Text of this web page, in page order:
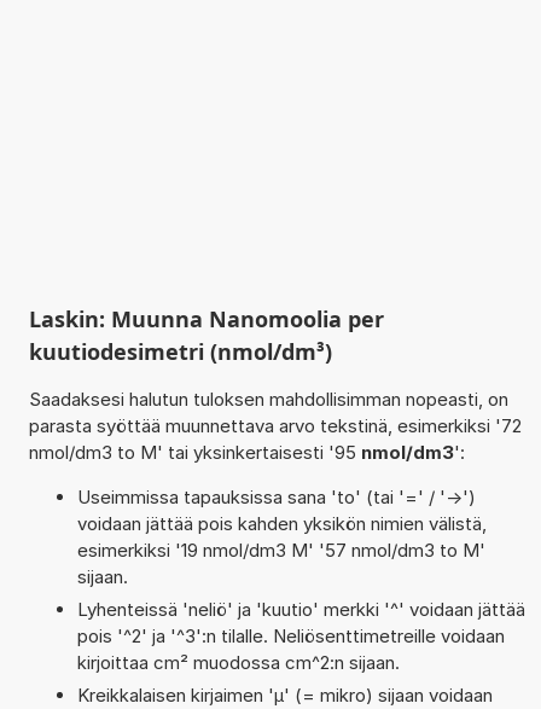
Laskin: Muunna Nanomoolia per
kuutiodesimetri (nmol/dm³)
Saadaksesi halutun tuloksen mahdollisimman nopeasti, on
parasta syöttää muunnettava arvo tekstinä, esimerkiksi '72
nmol/dm3 to M' tai yksinkertaisesti '95 nmol/dm3':
Useimmissa tapauksissa sana 'to' (tai '=' / '->')
voidaan jättää pois kahden yksikön nimien välistä,
esimerkiksi '19 nmol/dm3 M' '57 nmol/dm3 to M'
sijaan.
Lyhenteissä 'neliö' ja 'kuutio' merkki '^' voidaan jättää
pois '^2' ja '^3':n tilalle. Neliösenttimetreille voidaan
kirjoittaa cm² muodossa cm^2:n sijaan.
Kreikkalaisen kirjaimen 'µ' (= mikro) sijaan voidaan